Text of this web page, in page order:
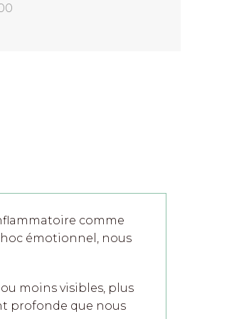
comme
émotionnel, nous
moins visibles, plus
profonde que nous